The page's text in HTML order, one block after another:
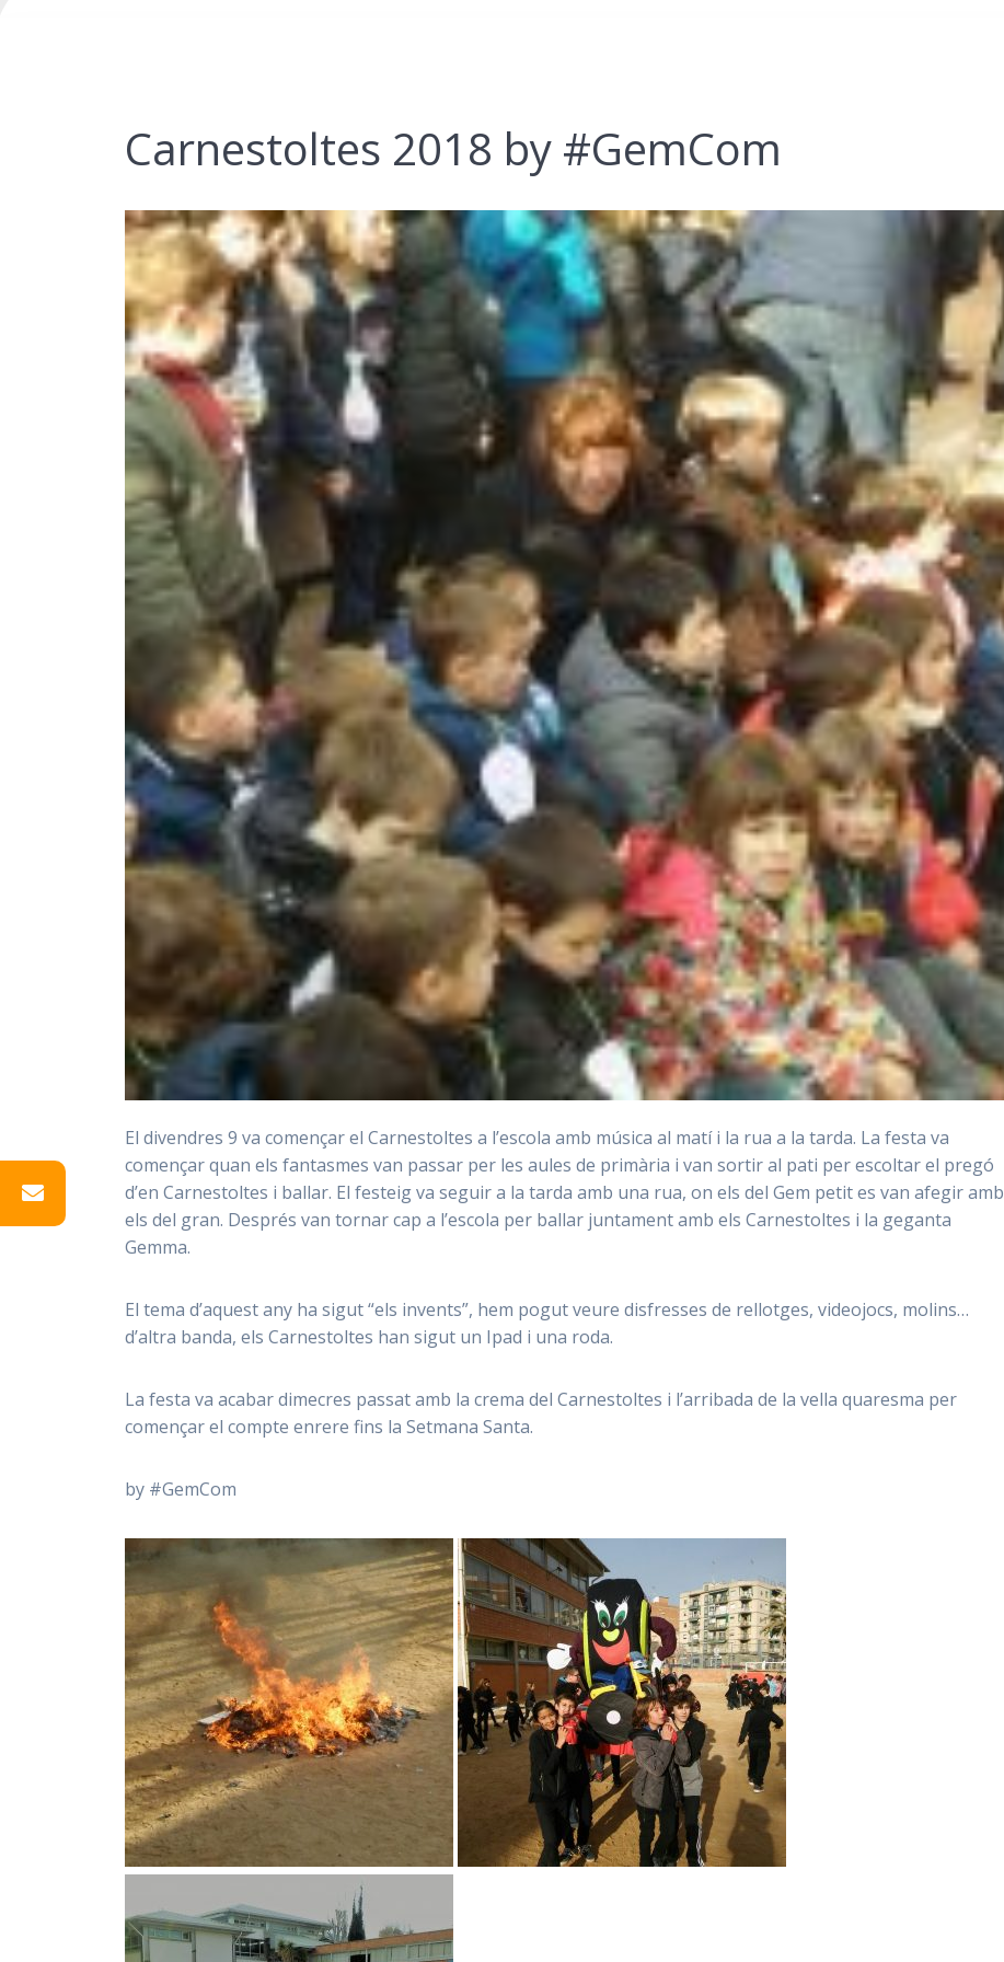
Carnestoltes 2018 by #GemCom
El divendres 9 va començar el Carnestoltes a l’escola amb música al matí i la rua a la tarda. La festa va
començar quan els fantasmes van passar per les aules de primària i van sortir al pati per escoltar el pregó
d’en Carnestoltes i ballar. El festeig va seguir a la tarda amb una rua, on els del Gem petit es van afegir amb
els del gran. Després van tornar cap a l’escola per ballar juntament amb els Carnestoltes i la geganta
Gemma.
El tema d’aquest any ha sigut “els invents”, hem pogut veure disfresses de rellotges, videojocs, molins…
d’altra banda, els Carnestoltes han sigut un Ipad i una roda.
La festa va acabar dimecres passat amb la crema del Carnestoltes i l’arribada de la vella quaresma per
començar el compte enrere fins la Setmana Santa.
by #GemCom